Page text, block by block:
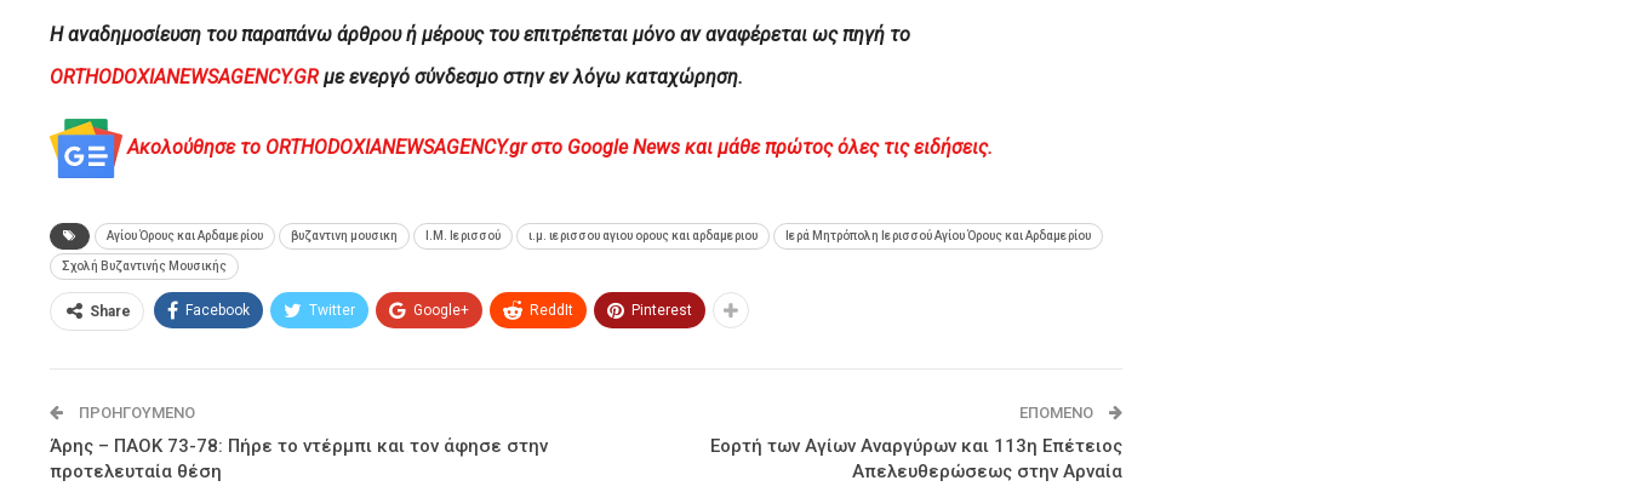
H αναδημοσίευση του παραπάνω άρθρου ή μέρους του επιτρέπεται μόνο αν αναφέρεται ως πηγή το
ORTHODOXIANEWSAGENCY.GR με ενεργό σύνδεσμο στην εν λόγω καταχώρηση.
Ακολούθησε το ORTHODOXIANEWSAGENCY.gr στο Google News και μάθε πρώτος όλες τις ειδήσεις.
Αγίου Όρους και Αρδαμερίου βυζαντινη μουσικη Ι.Μ. Ιερισσού ι.μ. ιερισσου αγιου ορους και αρδαμεριου Ιερά Μητρόπολη Ιερισσού Αγίου Όρους και Αρδαμερίου
Σχολή Βυζαντινής Μουσικής
Share Facebook Twitter Google+ ReddIt Pinterest
ΠΡΟΗΓΟΎΜΕΝΟ
Άρης – ΠΑΟΚ 73-78: Πήρε το ντέρμπι και τον άφησε στην
προτελευταία θέση
ΕΠΌΜΕΝΟ
Εορτή των Αγίων Αναργύρων και 113η Επέτειος
Απελευθερώσεως στην Αρναία